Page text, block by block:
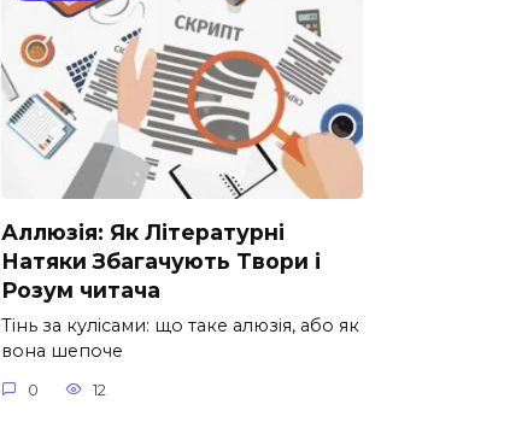
Аллюзія: Як Літературні
Натяки Збагачують Твори і
Розум читача
Тінь за кулісами: що таке алюзія, або як
вона шепоче
0 12